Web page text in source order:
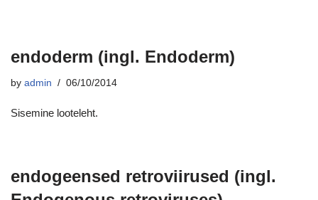
endoderm (ingl. Endoderm)
by admin 06/10/2014
Sisemine looteleht.
endogeensed retroviirused (ingl.